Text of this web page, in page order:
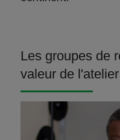
Les groupes de
valeur de l'atelier